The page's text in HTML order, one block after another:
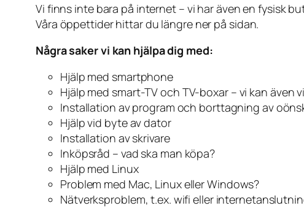
Vi finns inte bara på internet – vi har även en fysisk
Våra öppettider hittar du längre ner på sidan.
Några saker vi kan hjälpa dig med:
Hjälp med smartphone
Hjälp med smart-TV och TV-boxar – vi kan även
Installation av program och borttagning av
Hjälp vid byte av dator
Installation av skrivare
Inköpsråd – vad ska man köpa?
Hjälp med Linux
Problem med Mac, Linux eller Windows?
Nätverksproblem, t.ex. wifi eller